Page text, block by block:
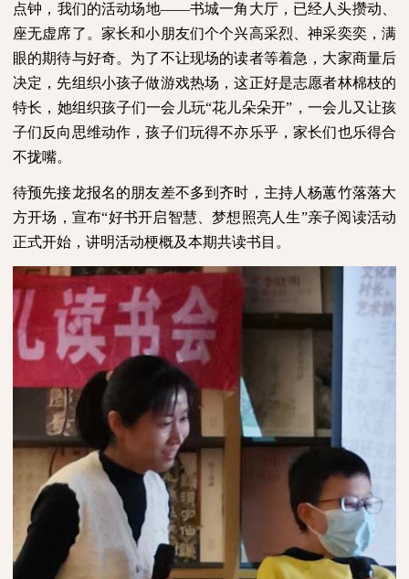
点钟，我们的活动场地——书城一角大厅，已经人头攒动、
座无虚席了。家长和小朋友们个个兴高采烈、神采奕奕，满
眼的期待与好奇。为了不让现场的读者等着急，大家商量后
决定，先组织小孩子做游戏热场，这正好是志愿者林棉枝的
特长，她组织孩子们一会儿玩“花儿朵朵开”，一会儿又让孩
子们反向思维动作，孩子们玩得不亦乐乎，家长们也乐得合
不拢嘴。
待预先接龙报名的朋友差不多到齐时，主持人杨蕙竹落落大
方开场，宣布“好书开启智慧、梦想照亮人生”亲子阅读活动
正式开始，讲明活动梗概及本期共读书目。